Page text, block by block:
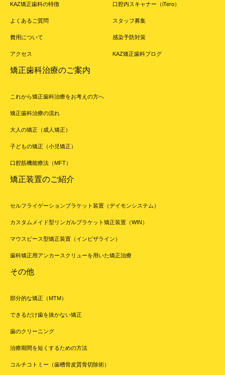
KAZ矯正歯科の特徴
よくあるご質問
費用について
アクセス
口腔内スキャナー（iTero）
スタッフ募集
感染予防対策
KAZ矯正歯科ブログ
矯正歯科治療のご案内
これから矯正歯科治療をお考えの方へ
矯正歯科治療の流れ
大人の矯正（成人矯正）
子どもの矯正（小児矯正）
口腔筋機能療法（MFT）
矯正装置のご紹介
セルフライゲーションブラケット装置（デイモンシステム）
カスタムメイド型リンガルブラケット矯正装置（WIN）
マウスピース型矯正装置（インビザライン）
歯科矯正用アンカースクリューを用いた矯正治療
その他
部分的な矯正（MTM）
できるだけ歯を抜かない矯正
歯のクリーニング
治療期間を短くするための方法
コルチコトミー（歯槽骨皮質骨切除術）